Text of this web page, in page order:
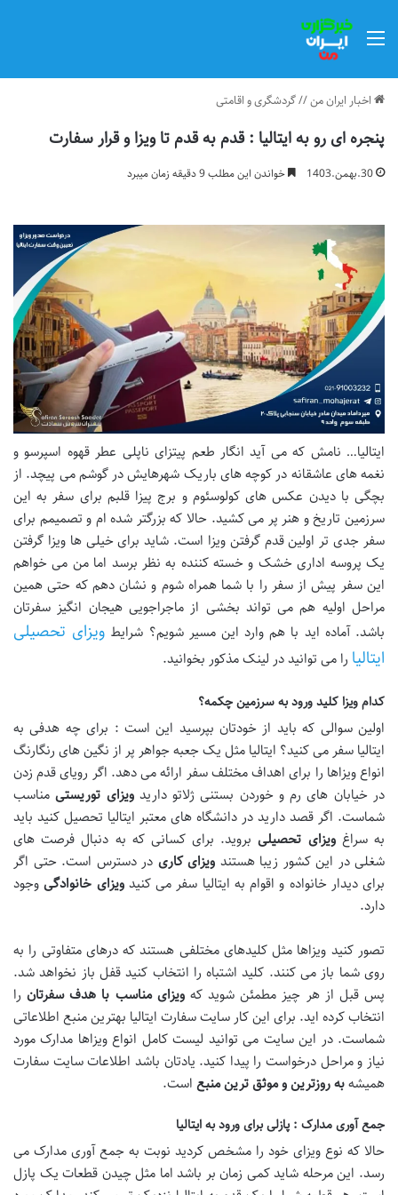
اخبار ایران من//گردشگری و اقامتی
پنجره ای رو به ایتالیا : قدم به قدم تا ویزا و قرار سفارت
30.بهمن.1403 خواندن این مطلب 9 دقیقه زمان میبرد
ایتالیا… نامش که می آید انگار طعم پیتزای ناپلی عطر قهوه اسپرسو و
نغمه های عاشقانه در کوچه های باریک شهرهایش در گوشم می پیچد. از
بچگی با دیدن عکس های کولوسئوم و برج پیزا قلبم برای سفر به این
سرزمین تاریخ و هنر پر می کشید. حالا که بزرگتر شده ام و تصمیمم برای
سفر جدی تر اولین قدم گرفتن ویزا است. شاید برای خیلی ها ویزا گرفتن
یک پروسه اداری خشک و خسته کننده به نظر برسد اما من می خواهم
این سفر پیش از سفر را با شما همراه شوم و نشان دهم که حتی همین
مراحل اولیه هم می تواند بخشی از ماجراجویی هیجان انگیز سفرتان
باشد. آماده اید با هم وارد این مسیر شویم؟ شرایط ویزای تحصیلی
ایتالیا را می توانید در لینک مذکور بخوانید.
کدام ویزا کلید ورود به سرزمین چکمه؟
اولین سوالی که باید از خودتان بپرسید این است : برای چه هدفی به
ایتالیا سفر می کنید؟ ایتالیا مثل یک جعبه جواهر پر از نگین های رنگارنگ
انواع ویزاها را برای اهداف مختلف سفر ارائه می دهد. اگر رویای قدم زدن
در خیابان های رم و خوردن بستنی ژلاتو داریدویزای توریستیمناسب
شماست. اگر قصد دارید در دانشگاه های معتبر ایتالیا تحصیل کنید باید
به سراغویزای تحصیلیبروید. برای کسانی که به دنبال فرصت های
شغلی در این کشور زیبا هستند ویزای کاری در دسترس است. حتی اگر
برای دیدار خانواده و اقوام به ایتالیا سفر می کنیدویزای خانوادگیوجود
دارد.
تصور کنید ویزاها مثل کلیدهای مختلفی هستند که درهای متفاوتی را به
روی شما باز می کنند. کلید اشتباه را انتخاب کنید قفل باز نخواهد شد.
پس قبل از هر چیز مطمئن شوید کهویزای مناسب با هدف سفرتانرا
انتخاب کرده اید. برای این کار سایت سفارت ایتالیا بهترین منبع اطلاعاتی
شماست. در این سایت می توانید لیست کامل انواع ویزاها مدارک مورد
نیاز و مراحل درخواست را پیدا کنید. یادتان باشد اطلاعات سایت سفارت
همیشهبه روزترین و موثق ترین منبع است.
جمع آوری مدارک : پازلی برای ورود به ایتالیا
حالا که نوع ویزای خود را مشخص کردید نوبت به جمع آوری مدارک می
رسد. این مرحله شاید کمی زمان بر باشد اما مثل چیدن قطعات یک پازل